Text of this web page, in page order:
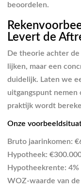
beoordelen.
Levert de
De theorie achter
lijken, maar een
duidelijk. Laten we
uitgangspunt nemen
praktijk wordt
Onze
Bruto jaarinkomen:
Hypotheek:
Hypotheekrente: 4%
WOZ-waarde van